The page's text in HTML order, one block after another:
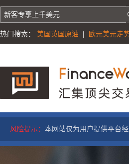
热门搜索： 美国英国原油 | 欧元美元走
风险提示： 本网站仅为用户提供平台